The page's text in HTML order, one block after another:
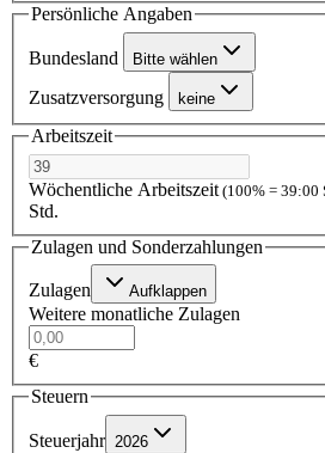
Persönliche Angaben
Bundesland Bitte wählen
Zusatzversorgung keine
Arbeitszeit
Wöchentliche Arbeitszeit (100% = 39:00
Std.
Zulagen und Sonderzahlungen
Zulagen Aufklappen
Weitere monatliche Zulagen
€
Steuern
Steuerjahr 2026